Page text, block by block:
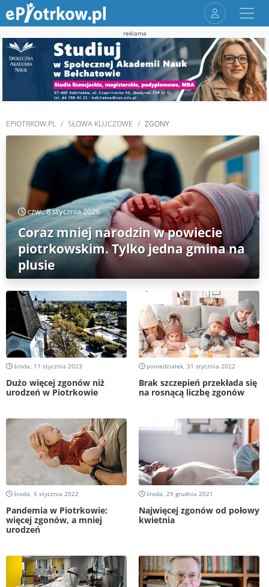
reklama
EPIOTRKOW.PL SŁOWA KLUCZOWE ZGONY
czw., 8 stycznia 2026
Coraz mniej narodzin w powiecie
piotrkowskim. Tylko jedna gmina na
plusie
środa, 11 stycznia 2023
Dużo więcej zgonów niż
urodzeń w Piotrkowie
poniedziałek, 31 stycznia 2022
Brak szczepień przekłada się
na rosnącą liczbę zgonów
środa, 5 stycznia 2022
Pandemia w Piotrkowie:
więcej zgonów, a mniej
urodzeń
środa, 29 grudnia 2021
Najwięcej zgonów od połowy
kwietnia